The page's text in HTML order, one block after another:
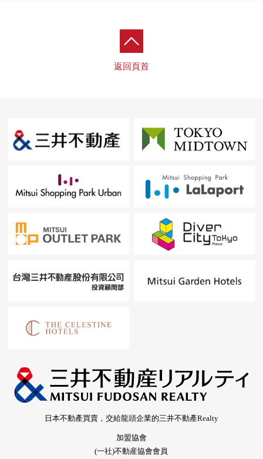
返回頁首
日本不動產買賣，交給龍頭企業的三井不動產Realty
加盟協會
(一社)不動産協會會員